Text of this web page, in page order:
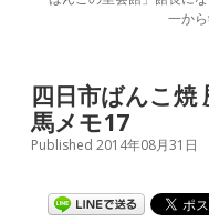
一か
四日市ばんこ焼
馬メモ17
Published 2014年08月31日